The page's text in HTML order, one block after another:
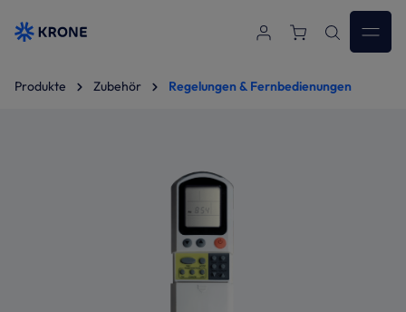
Zum Hauptinhalt springen
Produkte Zubehör Regelungen & Fernbedienungen